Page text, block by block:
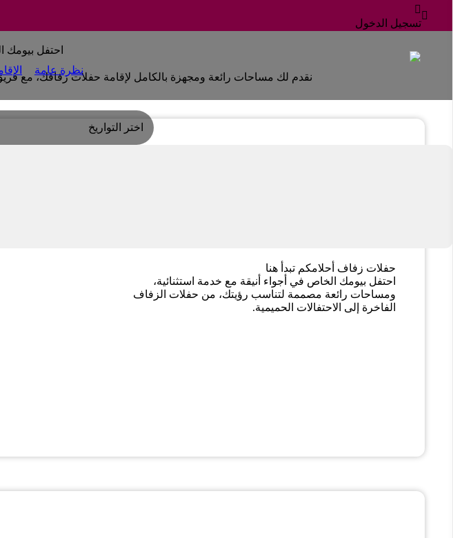


تسجيل الدخول
نظرة عامة
اختر التواريخ
كين بلازا أرجان من روتانا
حفلات الزفاف
احتفل بيومك
نقدم لك مساحات رائعة ومجهزة بالكامل لإقامة حفلات زفافك، مع
حفلات زفاف أحلامكم تبدأ هنا
احتفل بيومك الخاص في أجواء أنيقة مع خدمة استثنائية،
ومساحات رائعة مصممة لتناسب رؤيتك، من حفلات الزفاف
الفاخرة إلى الاحتفالات الحميمية.